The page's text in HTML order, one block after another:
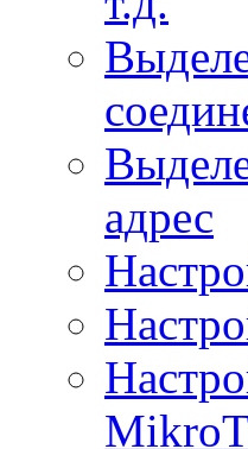
адрес